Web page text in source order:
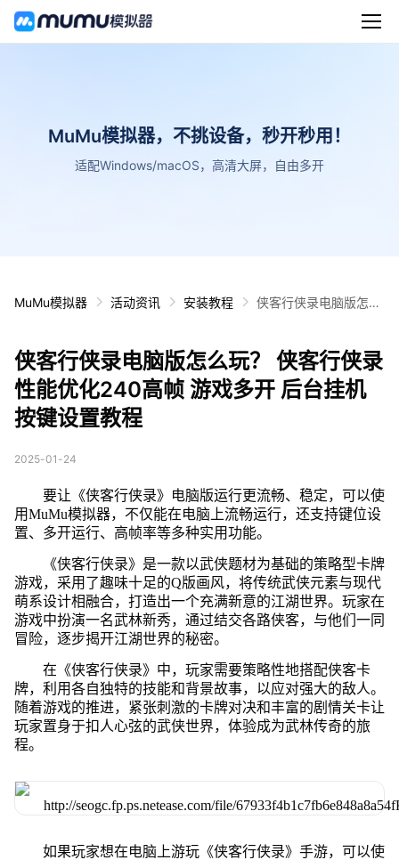
MuMu模拟器，不挑设备，秒开秒用！
适配Windows/macOS，高清大屏，自由多开
MuMu模拟器 活动资讯 安装教程
侠客行侠录电脑版怎么
后台挂机 按键设置教程
侠客行侠录电脑版怎么玩？ 侠客行侠录
性能优化240高帧 游戏多开 后台挂机
按键设置教程
2025-01-24
要让《侠客行侠录》电脑版运行更流畅、稳定，可以使
用MuMu模拟器，不仅能在电脑上流畅运行，还支持键位设
置、多开运行、高帧率等多种实用功能。
《侠客行侠录》是一款以武侠题材为基础的策略型卡牌
游戏，采用了趣味十足的Q版画风，将传统武侠元素与现代
萌系设计相融合，打造出一个充满新意的江湖世界。玩家在
游戏中扮演一名武林新秀，通过结交各路侠客，与他们一同
冒险，逐步揭开江湖世界的秘密。
在《侠客行侠录》中，玩家需要策略性地搭配侠客卡
牌，利用各自独特的技能和背景故事，以应对强大的敌人。
随着游戏的推进，紧张刺激的卡牌对决和丰富的剧情关卡让
玩家置身于扣人心弦的武侠世界，体验成为武林传奇的旅
程。
如果玩家想在电脑上游玩《侠客行侠录》手游，可以使